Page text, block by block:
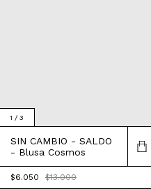
1 / 3
SIN CAMBIO - SALDO
- Blusa Cosmos
$6.050 $13.000